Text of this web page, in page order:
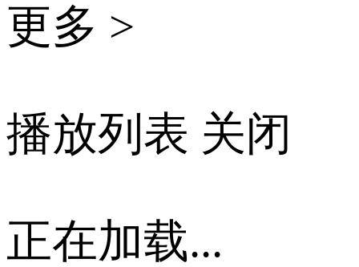
更多 >
播放列表 关闭
正在加载...